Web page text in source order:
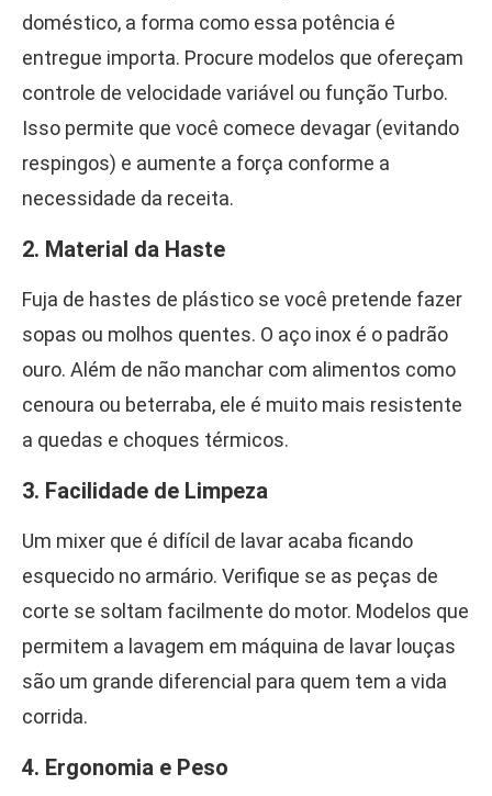
doméstico, a forma como essa potência é
entregue importa. Procure modelos que ofereçam
controle de velocidade variável ou função Turbo.
Isso permite que você comece devagar (evitando
respingos) e aumente a força conforme a
necessidade da receita.
2. Material da Haste
Fuja de hastes de plástico se você pretende fazer
sopas ou molhos quentes. O aço inox é o padrão
ouro. Além de não manchar com alimentos como
cenoura ou beterraba, ele é muito mais resistente
a quedas e choques térmicos.
3. Facilidade de Limpeza
Um mixer que é difícil de lavar acaba ficando
esquecido no armário. Verifique se as peças de
corte se soltam facilmente do motor. Modelos que
permitem a lavagem em máquina de lavar louças
são um grande diferencial para quem tem a vida
corrida.
4. Ergonomia e Peso